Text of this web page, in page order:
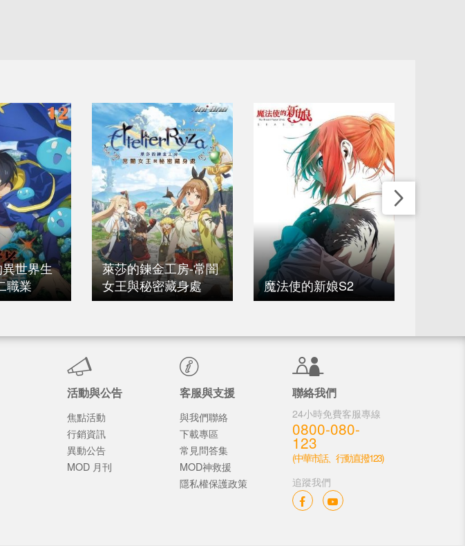
世界生
職業
萊莎的鍊金工房-常闇
女王與秘密藏身處
魔法使的新娘S2
活動與公告
焦點活動
行銷資訊
異動公告
MOD 月刊
客服與支援
與我們聯絡
下載專區
常見問答集
MOD神救援
隱私權保護政策
聯絡我們
24小時免費客服專線
0800-080-
123
(中華市話、行動直撥123)
追蹤我們